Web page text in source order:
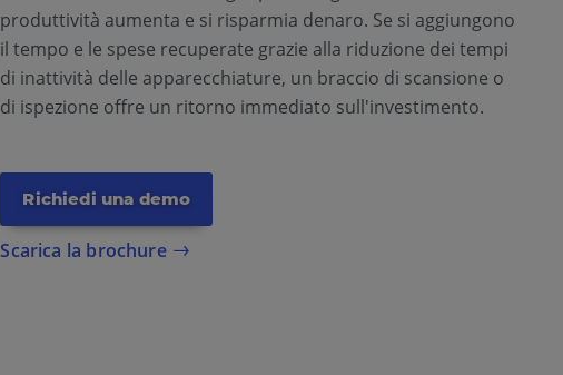
produttività aumenta e si risparmia denaro. Se si aggiungono
il tempo e le spese recuperate grazie alla riduzione dei tempi
di inattività delle apparecchiature, un braccio di scansione o
di ispezione offre un ritorno immediato sull'investimento.
Richiedi una demo
Scarica la brochure